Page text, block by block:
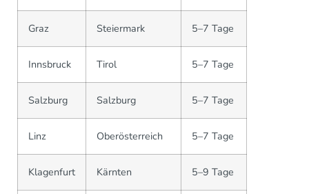
Graz Steiermark 5–7 Tage
Innsbruck Tirol 5–7 Tage
Salzburg Salzburg 5–7 Tage
Linz Oberösterreich 5–7 Tage
Klagenfurt Kärnten 5–9 Tage